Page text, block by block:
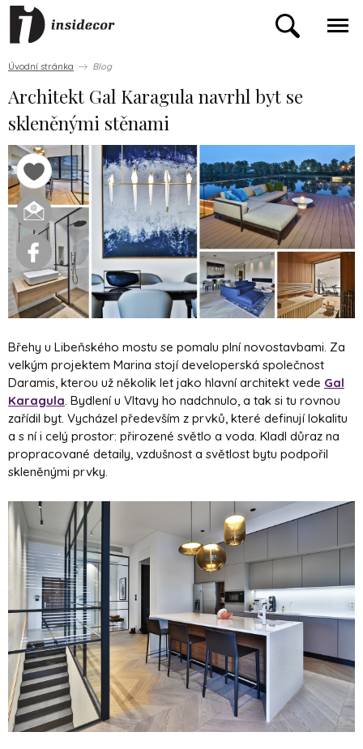
Úvodní stránka Blog
Architekt Gal Karagula navrhl byt se
skleněnými stěnami
Břehy u Libeňského mostu se pomalu plní novostavbami. Za
velkým projektem Marina stojí developerská společnost
Daramis, kterou už několik let jako hlavní architekt vede Gal
Karagula. Bydlení u Vltavy ho nadchnulo, a tak si tu rovnou
zařídil byt. Vycházel především z prvků, které definují lokalitu
a s ní i celý prostor: přirozené světlo a voda. Kladl důraz na
propracované detaily, vzdušnost a světlost bytu podpořil
skleněnými prvky.